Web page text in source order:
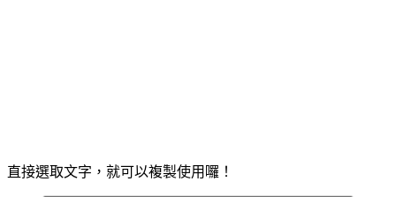
直接選取文字，就可以複製使用囉！